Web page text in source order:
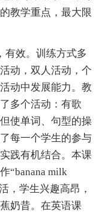
教学重点，最大限
有效。训练方式多
动，双人活动，个
动中发展能力。教
多个活动：有歌
使单词、句型的操
每一个学生的参与
践有机结合。本课
“banana milk
，学生兴趣高昂，
奶昔。在英语课